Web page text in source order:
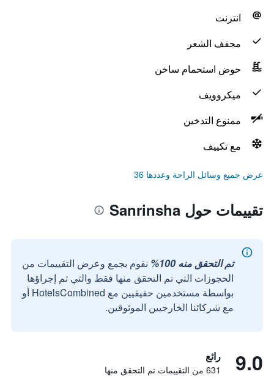
انترنت
مجفف الشعر
حوض استحمام ساخن
ميكروويف
ممنوع التدخين
مع تكييف
عرض جميع وسائل الراحة وعددها 36
تقييمات حول Sanrinsha
تم التحقق منه 100%
نقوم بجمع وعرض التقييمات من
الحجوزات التي تم التحقق منها فقط والتي تم إجراؤها
بواسطة مستخدمين حقيقيين مع HotelsCombined أو
مع شركائنا الخارجيين الموثوقين.
9.0 رائع
631 من التقييمات تم التحقق منها